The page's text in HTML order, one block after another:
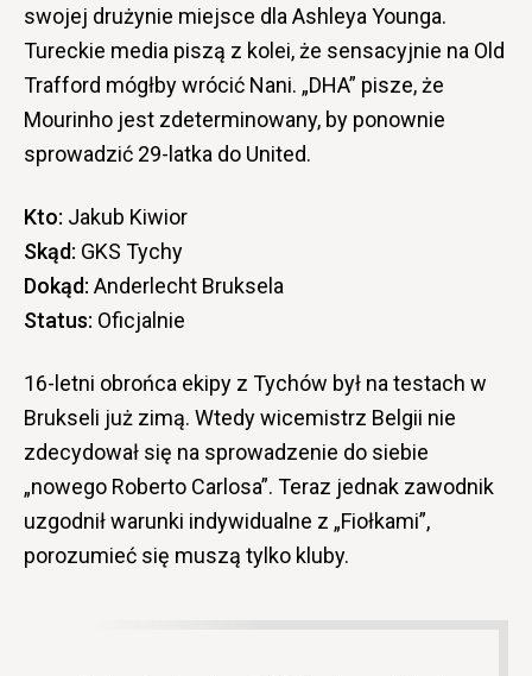
swojej drużynie miejsce dla Ashleya Younga.
Tureckie media piszą z kolei, że sensacyjnie na Old
Trafford mógłby wrócić Nani. „DHA” pisze, że
Mourinho jest zdeterminowany, by ponownie
sprowadzić 29-latka do United.
Kto: Jakub Kiwior
Skąd: GKS Tychy
Dokąd: Anderlecht Bruksela
Status: Oficjalnie
16-letni obrońca ekipy z Tychów był na testach w
Brukseli już zimą. Wtedy wicemistrz Belgii nie
zdecydował się na sprowadzenie do siebie
„nowego Roberto Carlosa”. Teraz jednak zawodnik
uzgodnił warunki indywidualne z „Fiołkami”,
porozumieć się muszą tylko kluby.